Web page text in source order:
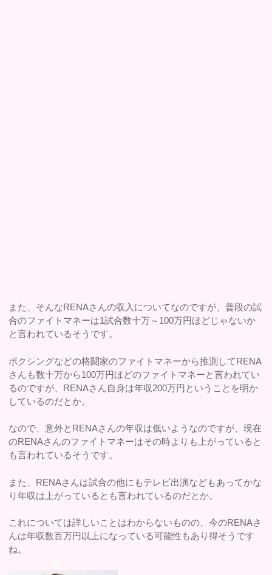
また、そんなRENAさんの収入についてなのですが、普段の試
合のファイトマネーは1試合数十万～100万円ほどじゃないか
と言われているそうです。
ボクシングなどの格闘家のファイトマネーから推測してRENA
さんも数十万から100万円ほどのファイトマネーと言われてい
るのですが、RENAさん自身は年収200万円ということを明か
しているのだとか。
なので、意外とRENAさんの年収は低いようなのですが、現在
のRENAさんのファイトマネーはその時よりも上がっていると
も言われているそうです。
また、RENAさんは試合の他にもテレビ出演などもあってかな
り年収は上がっているとも言われているのだとか。
これについては詳しいことはわからないものの、今のRENAさ
んは年収数百万円以上になっている可能性もあり得そうです
ね。